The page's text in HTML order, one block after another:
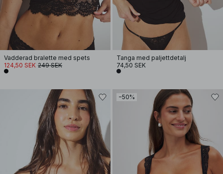
Vadderad bralette med spets
124,50 SEK 249 SEK
Tanga med paljettdetalj
74,50 SEK
−50%